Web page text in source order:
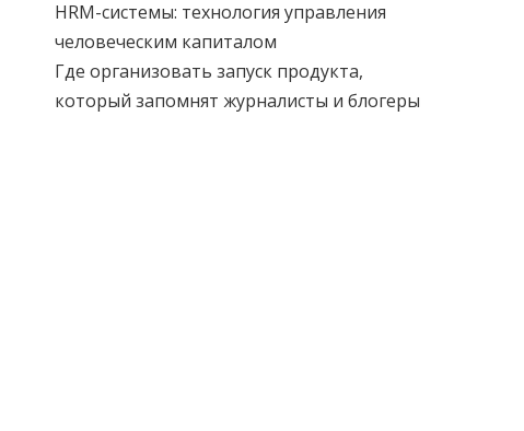
HRM-системы: технология управления
человеческим капиталом
Где организовать запуск продукта,
который запомнят журналисты и блогеры